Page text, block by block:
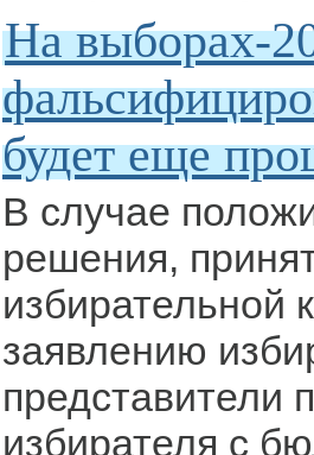
На выборах-
будет еще
В случае
решения,
избирательной
заявлению
представители
избирателя с